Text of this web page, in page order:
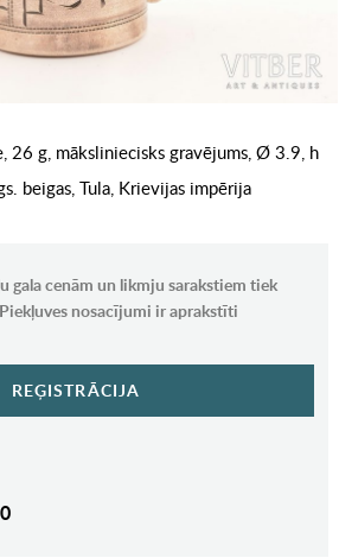
26 g, māksliniecisks gravējums, Ø 3.9, h
beigas, Tula, Krievijas impērija
gala cenām un likmju sarakstiem tiek
nosacījumi ir aprakstīti
REĢISTRĀCIJA